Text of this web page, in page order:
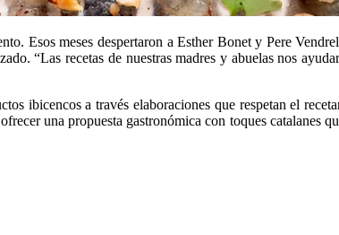
Esos meses despertaron a Esther Bonet y Pere
“Las recetas de nuestras madres y abuelas nos
ibicencos a través elaboraciones que respetan el
una propuesta gastronómica con toques catalanes